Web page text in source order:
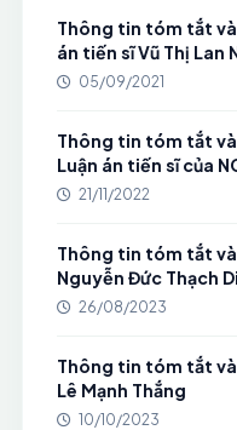
Thông tin tóm tắt và
án tiến sĩ Vũ Thị Lan
05/09/2021
Thông tin tóm tắt
Luận án tiến sĩ của
21/11/2022
Thông tin tóm tắt và
Nguyễn Đức Thạch
26/08/2023
Thông tin tóm tắt và
Lê Mạnh Thắng
10/10/2023